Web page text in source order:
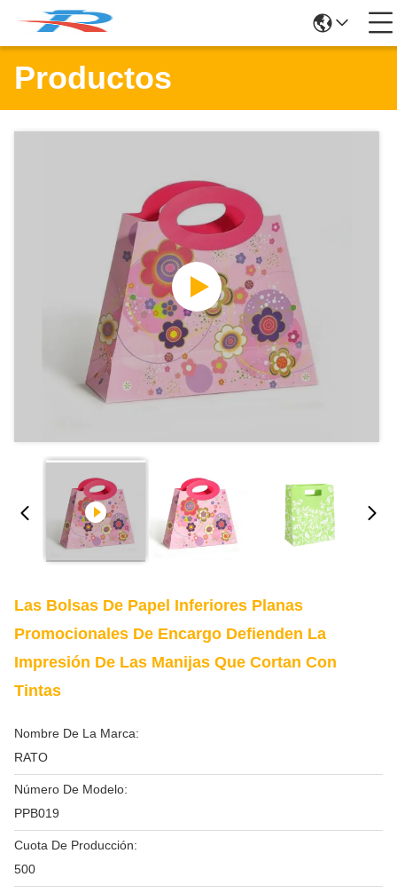
Productos
Las Bolsas De Papel Inferiores Planas
Promocionales De Encargo Defienden La
Impresión De Las Manijas Que Cortan Con
Tintas
Nombre De La Marca:
RATO
Número De Modelo:
PPB019
Cuota De Producción:
500